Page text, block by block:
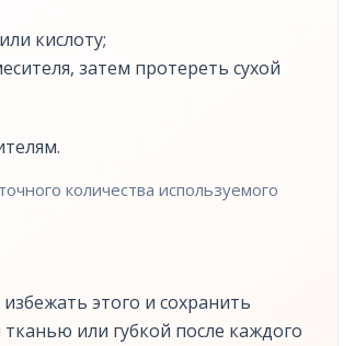
кислоту;
затем протереть сухой
количества используемого
этого и сохранить
или губкой после каждого